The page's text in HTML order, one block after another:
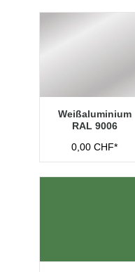
Weißaluminium
RAL 9006
0,00 CHF*